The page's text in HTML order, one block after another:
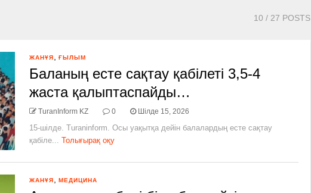
10 / 27 POSTS
ЖАНҰЯ ҒЫЛЫМ
Баланың есте сақтау қабілеті 3,5-4
жаста қалыптаспайды…
TuranInform KZ 0 Шілде 15, 2026
15-шілде. Turaninform. Осы уақытқа дейін балалардың есте сақтау
қабіле... Толығырақ оқу
ЖАНҰЯ МЕДИЦИНА